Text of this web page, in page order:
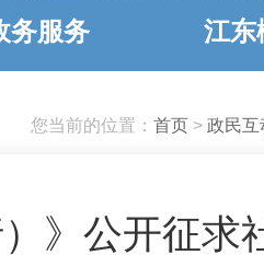
务服务 江东
您当前的位置： 首页 > 政民互
》公开征求